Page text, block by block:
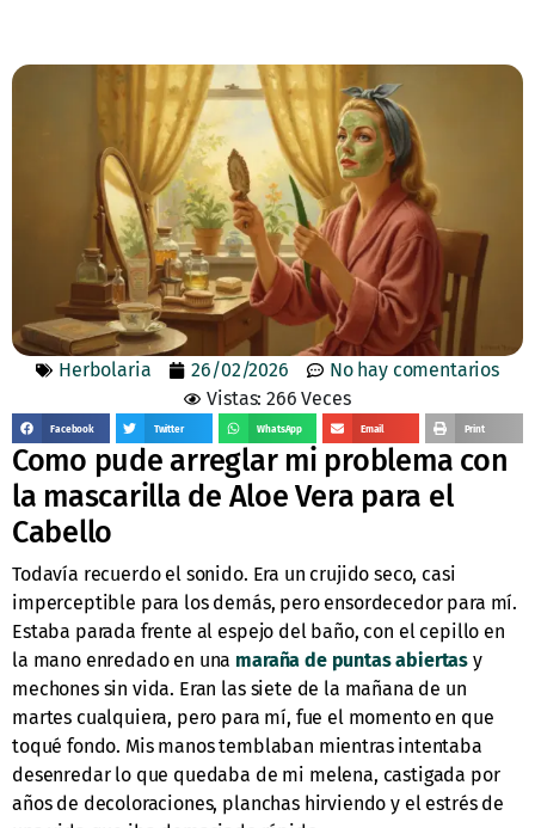
Herbolaria 26/02/2026
No hay comentarios
Vistas: 266 Veces
Facebook Twitter WhatsApp Email Print
Como pude arreglar mi problema con
la mascarilla de Aloe Vera para el
Cabello
Todavía recuerdo el sonido. Era un crujido seco, casi
imperceptible para los demás, pero ensordecedor para mí.
Estaba parada frente al espejo del baño, con el cepillo en
la mano enredado en una maraña de puntas abiertas y
mechones sin vida. Eran las siete de la mañana de un
martes cualquiera, pero para mí, fue el momento en que
toqué fondo. Mis manos temblaban mientras intentaba
desenredar lo que quedaba de mi melena, castigada por
años de decoloraciones, planchas hirviendo y el estrés de